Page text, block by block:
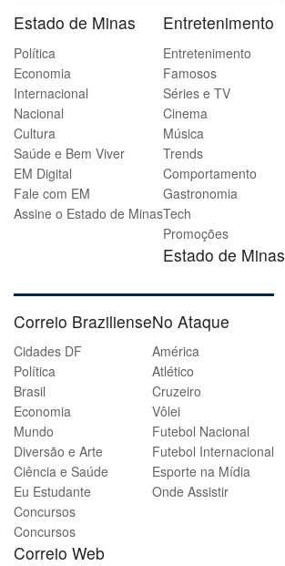
Estado de Minas
Política
Economia
Internacional
Nacional
Cultura
Saúde e Bem Viver
EM Digital
Fale com EM
Assine o Estado de Minas
Entretenimento
Entretenimento
Famosos
Séries e TV
Cinema
Música
Trends
Comportamento
Gastronomia
Tech
Promoções
Estado de Minas
Correio Braziliense
Cidades DF
Política
Brasil
Economia
Mundo
Diversão e Arte
Ciência e Saúde
Eu Estudante
Concursos
Concursos
Correio Web
No Ataque
América
Atlético
Cruzeiro
Vôlei
Futebol Nacional
Futebol Internacional
Esporte na Mídia
Onde Assistir